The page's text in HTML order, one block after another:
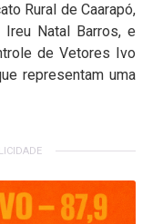
Rural de Caarapó,
Natal Barros, e
de Vetores Ivo
representam uma